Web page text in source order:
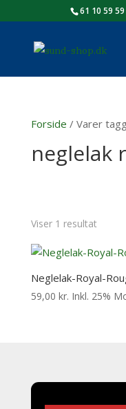
61 10 59 59
Forside / Varer
neglelak
Viser 1 resultat
Neglelak-Royal-
59,00 kr. Inkl. 25%